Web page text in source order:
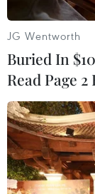
#Cúm gia cầm
#Chim hoang
JG Wentworth
Buried In
Read Page